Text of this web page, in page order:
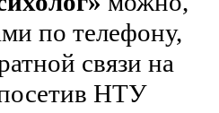
по телефону,
связи на
НТУ